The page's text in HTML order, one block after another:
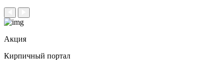
Акция
Кирпичный портал